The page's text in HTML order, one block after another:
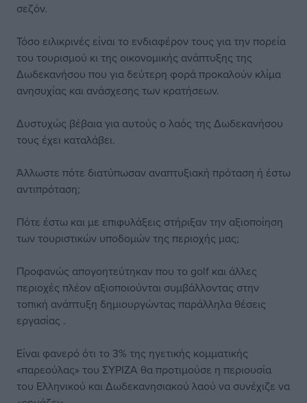
σεζόν.
Τόσο ειλικρινές είναι το ενδιαφέρον τους για την πορεία
του τουρισμού κι της οικονομικής ανάπτυξης της
Δωδεκανήσου που για δεύτερη φορά προκαλούν κλίμα
ανησυχίας και ανάσχεσης των κρατήσεων.
Δυστυχώς βέβαια για αυτούς ο λαός της Δωδεκανήσου
τους έχει καταλάβει.
Άλλωστε πότε διατύπωσαν αναπτυξιακή πρόταση ή έστω
αντιπρόταση;
Πότε έστω και με επιφυλάξεις στήριξαν την αξιοποίηση
των τουριστικών υποδομών της περιοχής μας;
Προφανώς απογοητεύτηκαν που το golf και άλλες
περιοχές πλέον αξιοποιούνται συμβάλλοντας στην
τοπική ανάπτυξη δημιουργώντας παράλληλα θέσεις
εργασίας .
Είναι φανερό ότι το 3% της ηγετικής κομματικής
«παρεούλας» του ΣΥΡΙΖΑ θα προτιμούσε η περιουσία
του Ελληνικού και Δωδεκανησιακού λαού να συνέχιζε να